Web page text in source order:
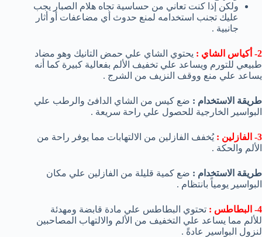
ولكن إذا كنت تعاني من حساسية تجاه هلام الصبار يجب
عليك تجنب استخدامه لمنع حدوث أي مضاعفات أو أثار
جانبية .
2- أكياس الشاي :
يحتوي الشاي علي حمض التانيك وهو مضاد
طبيعي للتورم ويساعد علي تخفيف الألم بفعالية كبيرة كما أنه
يساعد علي منع ووقف النزيف من الشرج .
طريقة الاستخدام : ضع كيس من الشاي الدافئ والرطب علي
البواسير الخارجية للحصول علي راحة سريعة .
3- الفازلين :
يُخفف الفازلين من الالتهابات مما يوفر راحة من
الألم والحكة .
طريقة الاستخدام : ضع كمية قليلة من الفازلين علي مكان
البواسير يومياً بانتظام .
4- البطاطس :
تحتوي البطاطس علي مادة قابضة ومهدئة
للألم مما يساعد علي التخفيف من الألم والالتهاب المصاحبين
لنزول البواسير عادةً .